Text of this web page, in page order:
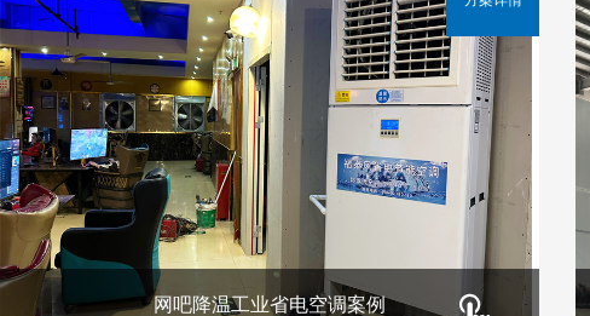
网吧降温工业省电空调案例